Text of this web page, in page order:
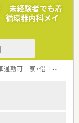
院まで対応したか
トを行っていま
健康サポート薬局と
士、大学教授経験者
未経験者でも着
循環器内科メイ
通勤可 寮・借上社宅あり